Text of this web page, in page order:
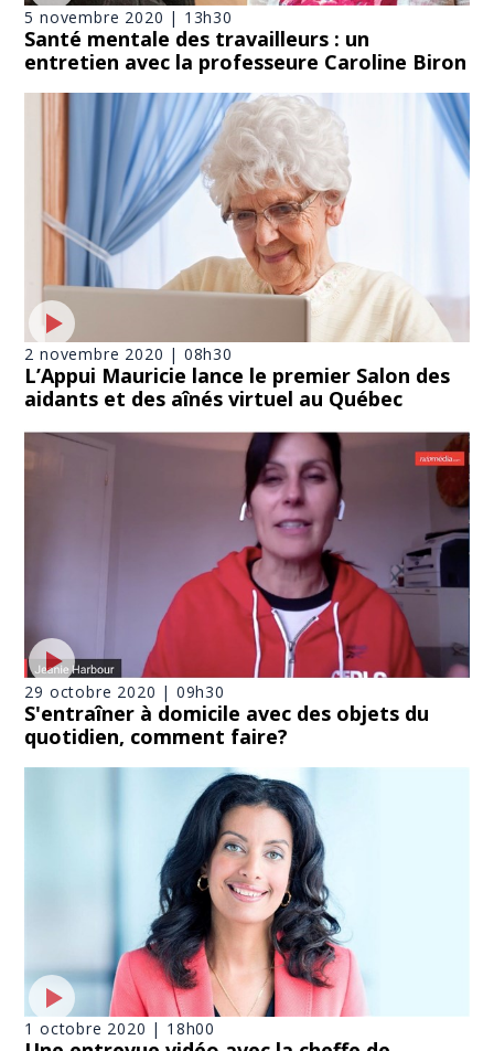
5 novembre 2020 | 13h30
Santé mentale des travailleurs : un
entretien avec la professeure Caroline Biron
2 novembre 2020 | 08h30
L’Appui Mauricie lance le premier Salon des
aidants et des aînés virtuel au Québec
29 octobre 2020 | 09h30
S'entraîner à domicile avec des objets du
quotidien, comment faire?
1 octobre 2020 | 18h00